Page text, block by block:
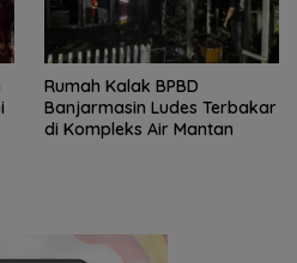
Rumah Kalak BPBD
Banjarmasin Ludes Terbakar
di Kompleks Air Mantan